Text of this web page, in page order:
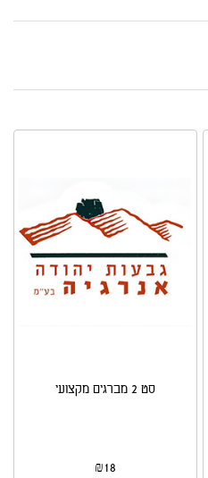
סט 2 מברגים מקצועי
₪18